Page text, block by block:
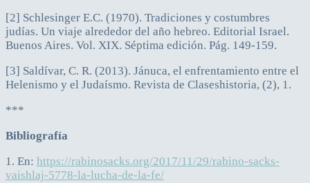
[2] Schlesinger E.C. (1970). Tradiciones y costumbres
judías. Un viaje alrededor del año hebreo. Editorial Israel.
Buenos Aires. Vol. XIX. Séptima edición. Pág. 149-159.
[3] Saldívar, C. R. (2013). Jánuca, el enfrentamiento entre el
Helenismo y el Judaísmo. Revista de Claseshistoria, (2), 1.
***
Bibliografía
1. En: https://rabinosacks.org/2017/11/29/rabino-sacks-
vaishlaj-5778-la-lucha-de-la-fe/